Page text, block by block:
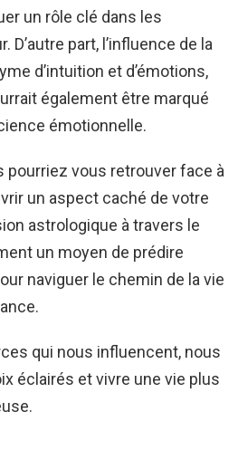
un rôle clé dans les
part, l’influence de la
d’intuition et d’émotions,
également être marqué
émotionnelle.
pourriez vous retrouver face à
un aspect caché de votre
astrologique à travers le
un moyen de prédire
naviguer le chemin de la vie
qui nous influencent, nous
éclairés et vivre une vie plus